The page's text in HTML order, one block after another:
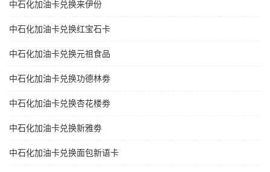
中石化加油卡兑换来伊份
中石化加油卡兑换红宝石卡
中石化加油卡兑换元祖食品
中石化加油卡兑换功德林劵
中石化加油卡兑换杏花楼劵
中石化加油卡兑换新雅劵
中石化加油卡兑换面包新语卡